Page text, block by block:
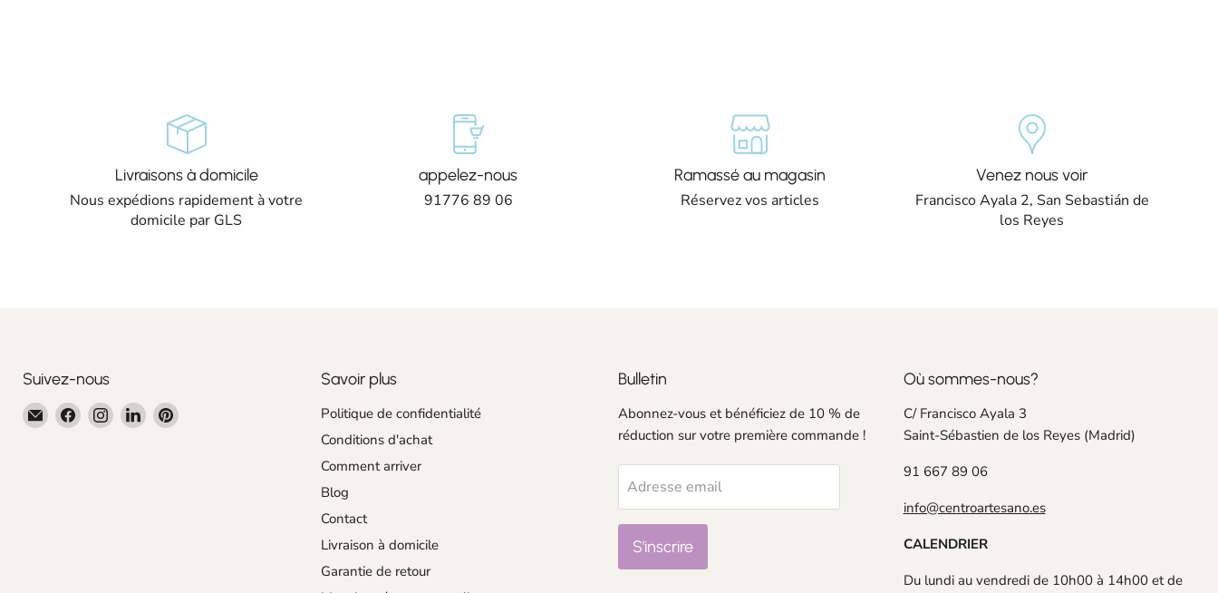
Livraisons à domicile
Nous expédions rapidement à votre
domicile par GLS
appelez-nous
91776 89 06
Ramassé au magasin
Réservez vos articles
Venez nous voir
Francisco Ayala 2, San Sebastián de
los Reyes
Suivez-nous
EmailTrouvez-Trouvez-Trouvez-Trouvez-
Savoir plus
Politique de confidentialité
Conditions d'achat
Comment arriver
Blog
Contact
Livraison à domicile
Garantie de retour
Bulletin
Abonnez-vous et bénéficiez de 10 % de
réduction sur votre première commande !
Adresse email
S'inscrire
Où sommes-nous?
C/ Francisco Ayala 3
Saint-Sébastien de los Reyes (Madrid)
91 667 89 06
info@centroartesano.es
CALENDRIER
Du lundi au vendredi de 10h00 à 14h00 et de